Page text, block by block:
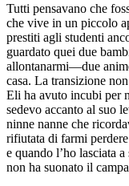
Tutti pensavano che
che vive in un piccolo
prestiti agli studenti
guardato quei due
allontanarmi—due
casa. La transizione
Eli ha avuto incubi per
sedevo accanto al suo
ninne nanne che
rifiutata di farmi
e quando l’ho lasciata
non ha suonato il